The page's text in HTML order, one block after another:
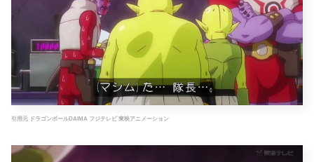
引用元 ドラゴンボールDAIMA フジテレビ 東映アニメーション